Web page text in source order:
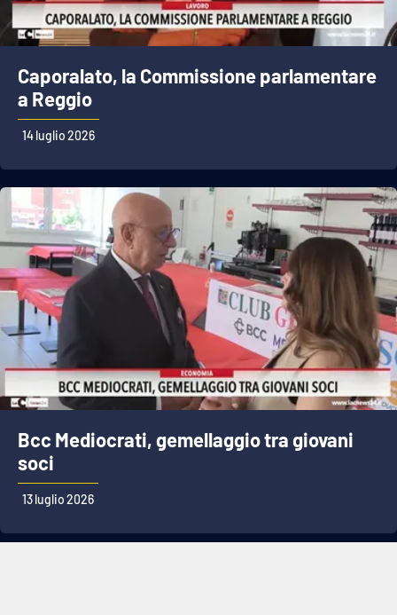
Caporalato, la Commissione parlamentare
a Reggio
14 luglio 2026
Bcc Mediocrati, gemellaggio tra giovani
soci
13 luglio 2026